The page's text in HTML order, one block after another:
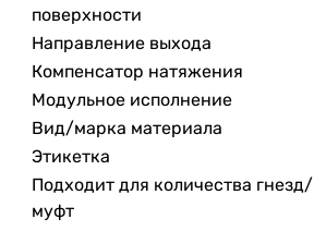
поверхности
Направление выхода
Компенсатор натяжения
Модульное исполнение
Вид/марка материала
Этикетка
Подходит для количества гнезд/
муфт